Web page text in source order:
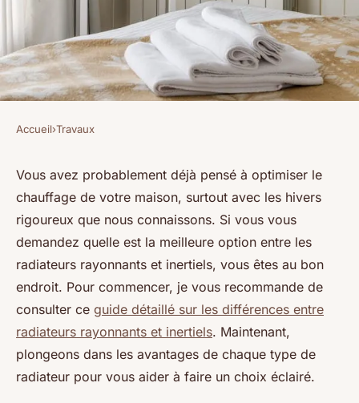
Les avantages des radiateurs
rayonnants vs inertiels
Benjamin•21 février 2025• 7 min de lecture
Accueil›Travaux
Vous avez probablement déjà pensé à optimiser le
chauffage de votre maison, surtout avec les hivers
rigoureux que nous connaissons. Si vous vous
demandez quelle est la meilleure option entre les
radiateurs rayonnants et inertiels, vous êtes au bon
endroit. Pour commencer, je vous recommande de
consulter ce guide détaillé sur les différences entre
radiateurs rayonnants et inertiels. Maintenant,
plongeons dans les avantages de chaque type de
radiateur pour vous aider à faire un choix éclairé.